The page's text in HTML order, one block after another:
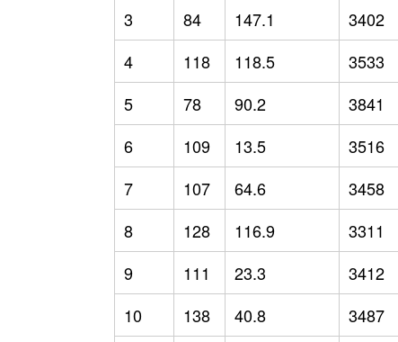
3
84 147.1 3402
4
118 118.5 3533
5
78 90.2 3841
6
109 13.5 3516
7
107 64.6 3458
8
128 116.9 3311
9
111 23.3 3412
10
138 40.8 3487